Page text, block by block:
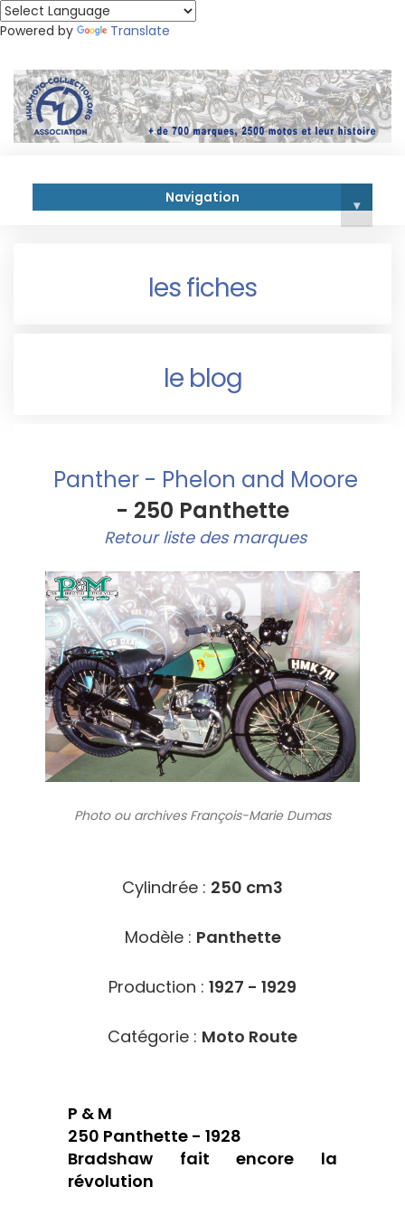
Powered by Translate
Navigation ▾
les fiches
le blog
Panther - Phelon and Moore
- 250 Panthette
Retour liste des marques
Photo ou archivesFrançois-Marie Dumas
Cylindrée : 250 cm3
Modèle : Panthette
Production : 1927 - 1929
Catégorie : Moto Route
P & M
250 Panthette - 1928
Bradshaw fait encore la
révolution